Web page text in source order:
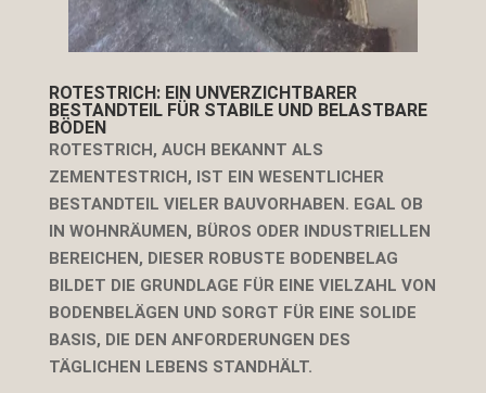
ROTESTRICH: EIN UNVERZICHTBARER
BESTANDTEIL FÜR STABILE UND BELASTBARE
BÖDEN
ROTESTRICH, AUCH BEKANNT ALS
ZEMENTESTRICH, IST EIN WESENTLICHER
BESTANDTEIL VIELER BAUVORHABEN. EGAL OB
IN WOHNRÄUMEN, BÜROS ODER INDUSTRIELLEN
BEREICHEN, DIESER ROBUSTE BODENBELAG
BILDET DIE GRUNDLAGE FÜR EINE VIELZAHL VON
BODENBELÄGEN UND SORGT FÜR EINE SOLIDE
BASIS, DIE DEN ANFORDERUNGEN DES
TÄGLICHEN LEBENS STANDHÄLT.